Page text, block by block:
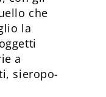
che
la
a
sieropo-